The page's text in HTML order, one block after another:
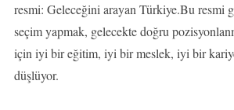
resmi: Geleceğini arayan Türkiye.Bu resmi
seçim yapmak, gelecekte doğru
için iyi bir eğitim, iyi bir meslek, iyi bir
düşlüyor.